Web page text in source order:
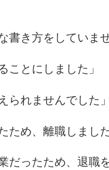
書き方をしていませ
ことにしました」
られませんでした」
ため、離職しました
だったため、退職